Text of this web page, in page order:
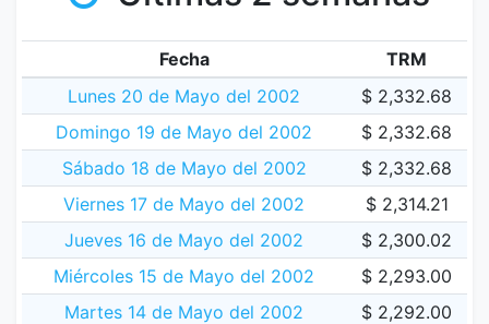
Fecha
TRM
Lunes 20 de Mayo del 2002
$ 2,332.68
Domingo 19 de Mayo del 2002
$ 2,332.68
Sábado 18 de Mayo del 2002
$ 2,332.68
Viernes 17 de Mayo del 2002
$ 2,314.21
Jueves 16 de Mayo del 2002
$ 2,300.02
Miércoles 15 de Mayo del 2002
$ 2,293.00
Martes 14 de Mayo del 2002
$ 2,292.00